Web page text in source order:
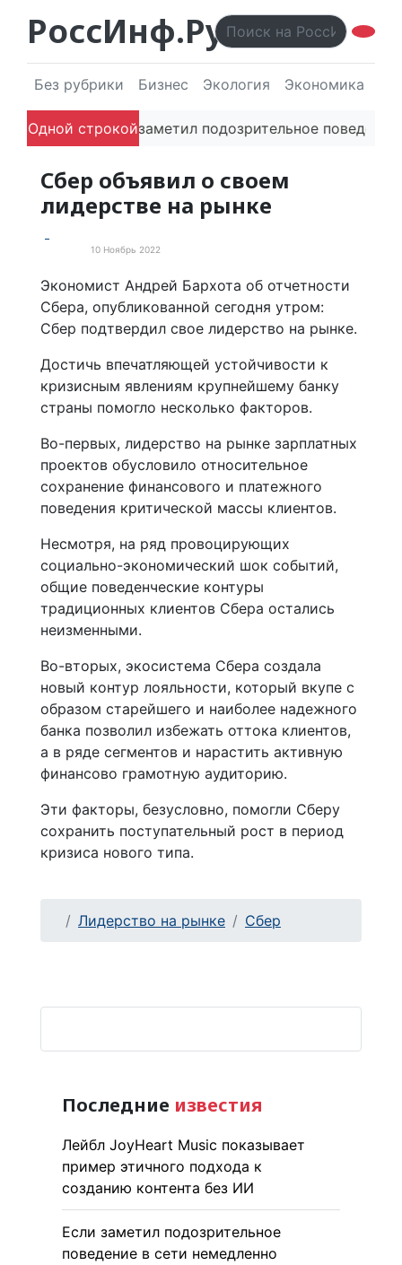
РоссИнф.Ру
Без рубрики Бизнес Экология Экономика
Одной строкой
без ИИ Если заметил подозрительное поведение
Сбер объявил о своем
лидерстве на рынке
10 Ноябрь 2022
Экономист Андрей Бархота об отчетности
Сбера, опубликованной сегодня утром:
Сбер подтвердил свое лидерство на рынке.
Достичь впечатляющей устойчивости к
кризисным явлениям крупнейшему банку
страны помогло несколько факторов.
Во-первых, лидерство на рынке зарплатных
проектов обусловило относительное
сохранение финансового и платежного
поведения критической массы клиентов.
Несмотря, на ряд провоцирующих
социально-экономический шок событий,
общие поведенческие контуры
традиционных клиентов Сбера остались
неизменными.
Во-вторых, экосистема Сбера создала
новый контур лояльности, который вкупе с
образом старейшего и наиболее надежного
банка позволил избежать оттока клиентов,
а в ряде сегментов и нарастить активную
финансово грамотную аудиторию.
Эти факторы, безусловно, помогли Сберу
сохранить поступательный рост в период
кризиса нового типа.
Лидерство на рынке Сбер
Последние известия
Лейбл JoyHeart Music показывает
пример этичного подхода к
созданию контента без ИИ
Если заметил подозрительное
поведение в сети немедленно